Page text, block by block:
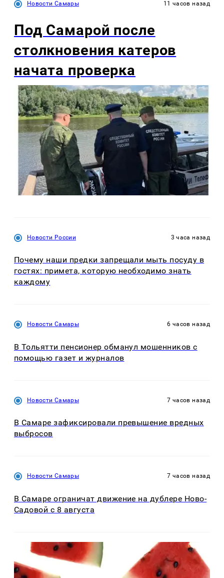
Новости Самары 11 часов назад
Под Самарой после
столкновения катеров
начата проверка
Новости России 3 часа назад
Почему наши предки запрещали мыть посуду в
гостях: примета, которую необходимо знать
каждому
Новости Самары 6 часов назад
В Тольятти пенсионер обманул мошенников с
помощью газет и журналов
Новости Самары 7 часов назад
В Самаре зафиксировали превышение вредных
выбросов
Новости Самары 7 часов назад
В Самаре ограничат движение на дублере Ново-
Садовой с 8 августа